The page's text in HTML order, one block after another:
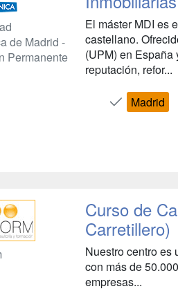
de Madrid -
Permanente
El máster MDI es
castellano.
(UPM) en
reputación, refor...
Madrid
Curso de
Carretillero)
Nuestro centro es
con más de
empresas...